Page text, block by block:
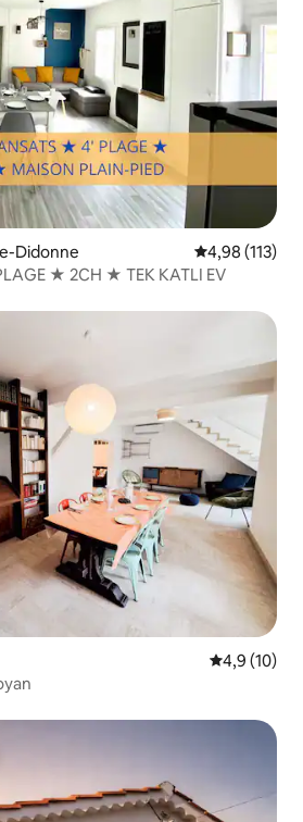
Didonne 5 üzerinden
4,98 (113)
★ 2CH ★ TEK KATLI EV
5 üzerinden
4,9 (10)